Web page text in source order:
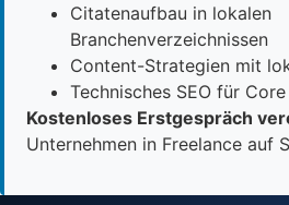
Citatenaufbau in lokalen
Branchenverzeichnissen
Content-Strategien mit
Technisches SEO für
Kostenloses Erstgespräch
Unternehmen in Freelance auf